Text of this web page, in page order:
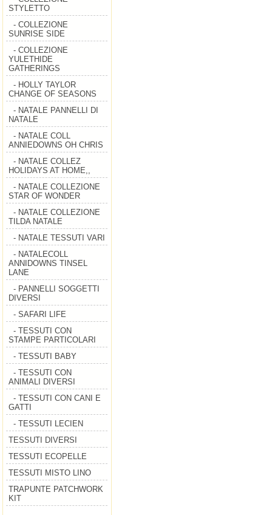
STYLETTO
- COLLEZIONE
SUNRISE SIDE
- COLLEZIONE
YULETHIDE
GATHERINGS
- HOLLY TAYLOR
CHANGE OF SEASONS
- NATALE PANNELLI DI
NATALE
- NATALE COLL
ANNIEDOWNS OH CHRIS
- NATALE COLLEZ
HOLIDAYS AT HOME,,
- NATALE COLLEZIONE
STAR OF WONDER
- NATALE COLLEZIONE
TILDA NATALE
- NATALE TESSUTI VARI
- NATALECOLL
ANNIDOWNS TINSEL
LANE
- PANNELLI SOGGETTI
DIVERSI
- SAFARI LIFE
- TESSUTI CON
STAMPE PARTICOLARI
- TESSUTI BABY
- TESSUTI CON
ANIMALI DIVERSI
- TESSUTI CON CANI E
GATTI
- TESSUTI LECIEN
TESSUTI DIVERSI
TESSUTI ECOPELLE
TESSUTI MISTO LINO
TRAPUNTE PATCHWORK
KIT